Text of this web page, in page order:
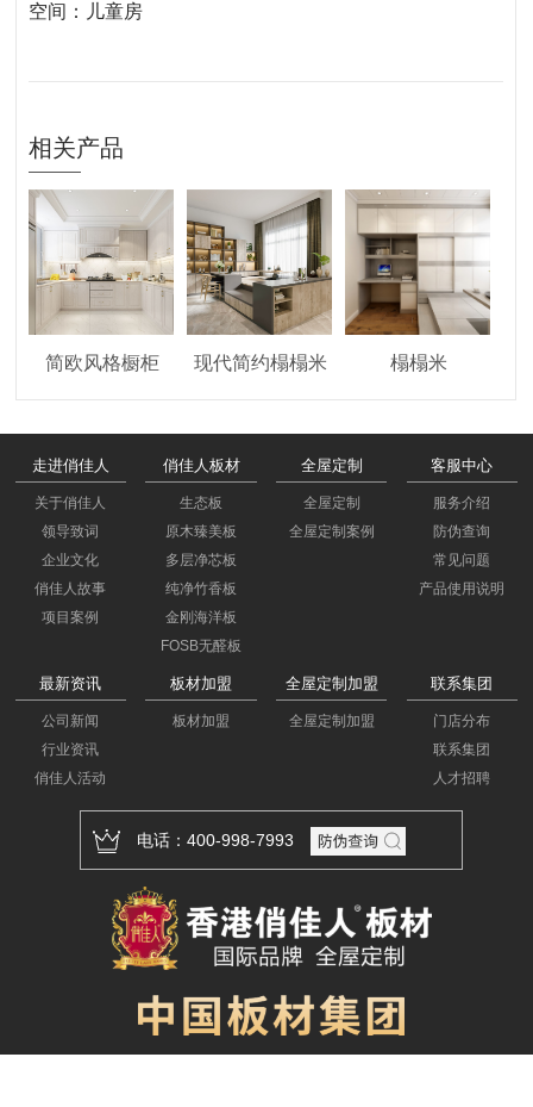
空间：儿童房
相关产品
简欧风格橱柜 现代简约榻榻米 榻榻米
走进俏佳人
关于俏佳人
领导致词
企业文化
俏佳人故事
项目案例
俏佳人板材
生态板
原木臻美板
多层净芯板
纯净竹香板
金刚海洋板
FOSB无醛板
全屋定制
全屋定制
全屋定制案例
客服中心
服务介绍
防伪查询
常见问题
产品使用说明
最新资讯
公司新闻
行业资讯
俏佳人活动
板材加盟
板材加盟
全屋定制加盟
全屋定制加盟
联系集团
门店分布
联系集团
人才招聘
电话：400-998-7993